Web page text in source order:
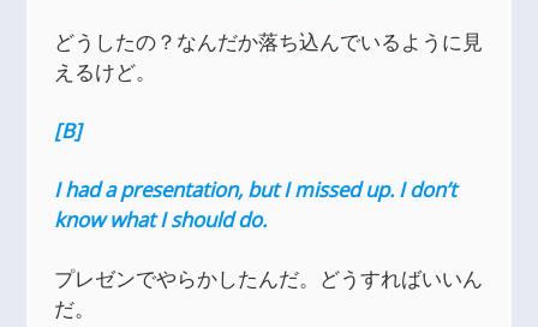
どうしたの？なんだか落ち込んでいるように見
えるけど。
[B]
I had a presentation, but I missed up. I don’t
know what I should do.
プレゼンでやらかしたんだ。どうすればいいん
だ。